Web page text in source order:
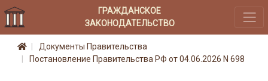
ГРАЖДАНСКОЕ
ЗАКОНОДАТЕЛЬСТВО
Документы Правительства
Постановление Правительства РФ от 04.06.2026 N 698